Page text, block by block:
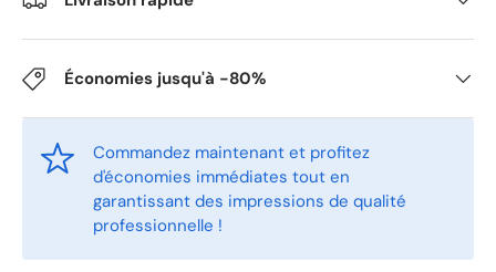
Économies jusqu'à -80%
Commandez maintenant et profitez
d'économies immédiates tout en
garantissant des impressions de qualité
professionnelle !